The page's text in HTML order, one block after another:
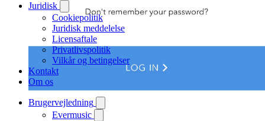
Juridisk
Cookiepolitik
Juridisk meddelelse
Licensaftale
Privatlivspolitik
Vilkår og betingelser
Kontakt
Om os
Brugervejledning
Evermusic